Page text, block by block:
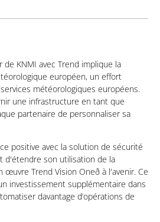
KNMI avec Trend implique la
européen, un effort
météorologiques européens.
une infrastructure en tant que
partenaire de personnaliser sa
positive avec la solution de sécurité
d'étendre son utilisation de la
Trend Vision Oneð à l'avenir. Ce
investissement supplémentaire dans
davantage d’opérations de